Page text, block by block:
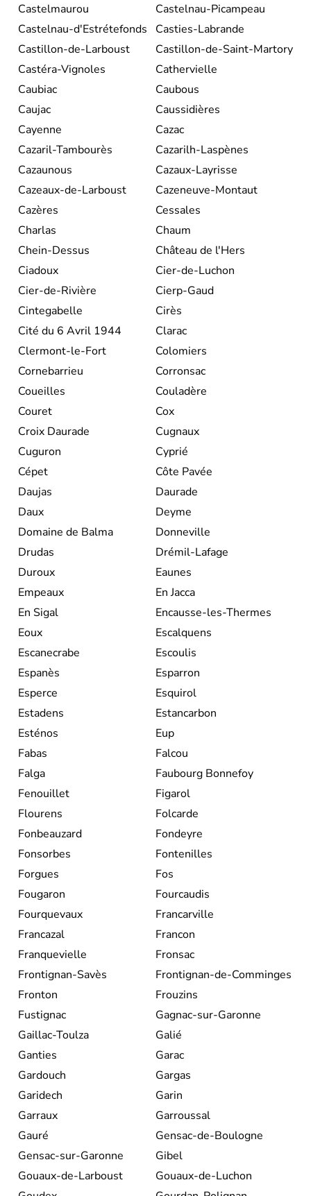
Castelmaurou
Castelnau-Picampeau
Castelnau-d'Estrétefonds
Casties-Labrande
Castillon-de-Larboust
Castillon-de-Saint-Martory
Castéra-Vignoles
Cathervielle
Caubiac
Caubous
Caujac
Caussidières
Cayenne
Cazac
Cazaril-Tambourès
Cazarilh-Laspènes
Cazaunous
Cazaux-Layrisse
Cazeaux-de-Larboust
Cazeneuve-Montaut
Cazères
Cessales
Charlas
Chaum
Chein-Dessus
Château de l'Hers
Ciadoux
Cier-de-Luchon
Cier-de-Rivière
Cierp-Gaud
Cintegabelle
Cirès
Cité du 6 Avril 1944
Clarac
Clermont-le-Fort
Colomiers
Cornebarrieu
Corronsac
Coueilles
Couladère
Couret
Cox
Croix Daurade
Cugnaux
Cuguron
Cyprié
Cépet
Côte Pavée
Daujas
Daurade
Daux
Deyme
Domaine de Balma
Donneville
Drudas
Drémil-Lafage
Duroux
Eaunes
Empeaux
En Jacca
En Sigal
Encausse-les-Thermes
Eoux
Escalquens
Escanecrabe
Escoulis
Espanès
Esparron
Esperce
Esquirol
Estadens
Estancarbon
Esténos
Eup
Fabas
Falcou
Falga
Faubourg Bonnefoy
Fenouillet
Figarol
Flourens
Folcarde
Fonbeauzard
Fondeyre
Fonsorbes
Fontenilles
Forgues
Fos
Fougaron
Fourcaudis
Fourquevaux
Francarville
Francazal
Francon
Franquevielle
Fronsac
Frontignan-Savès
Frontignan-de-Comminges
Fronton
Frouzins
Fustignac
Gagnac-sur-Garonne
Gaillac-Toulza
Galié
Ganties
Garac
Gardouch
Gargas
Garidech
Garin
Garraux
Garroussal
Gauré
Gensac-de-Boulogne
Gensac-sur-Garonne
Gibel
Gouaux-de-Larboust
Gouaux-de-Luchon